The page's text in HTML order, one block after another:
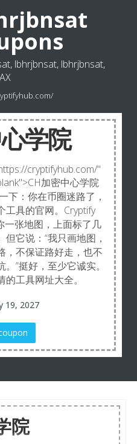
lbhrjbnsat, lbhrjbnsat,
学院
cryptifyhub.com/"
加密中心学院
下：你在币圈迷路了，
工具的官网。Cryptify
一张地图，上面标了几
但它说：“我只画地图，
，不保证路好走，也不
”挺好，至少它诚实。
的工具网址大全。
19, 2027
院